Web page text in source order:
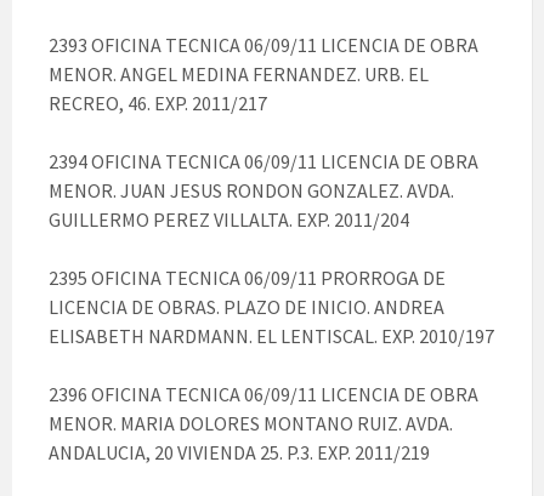
2393 OFICINA TECNICA 06/09/11 LICENCIA DE OBRA
MENOR. ANGEL MEDINA FERNANDEZ. URB. EL
RECREO, 46. EXP. 2011/217
2394 OFICINA TECNICA 06/09/11 LICENCIA DE OBRA
MENOR. JUAN JESUS RONDON GONZALEZ. AVDA.
GUILLERMO PEREZ VILLALTA. EXP. 2011/204
2395 OFICINA TECNICA 06/09/11 PRORROGA DE
LICENCIA DE OBRAS. PLAZO DE INICIO. ANDREA
ELISABETH NARDMANN. EL LENTISCAL. EXP. 2010/197
2396 OFICINA TECNICA 06/09/11 LICENCIA DE OBRA
MENOR. MARIA DOLORES MONTANO RUIZ. AVDA.
ANDALUCIA, 20 VIVIENDA 25. P.3. EXP. 2011/219